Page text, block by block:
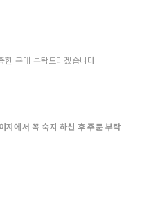
한 구매 부탁드리겠습니다
에서 꼭 숙지 하신 후 주문 부탁